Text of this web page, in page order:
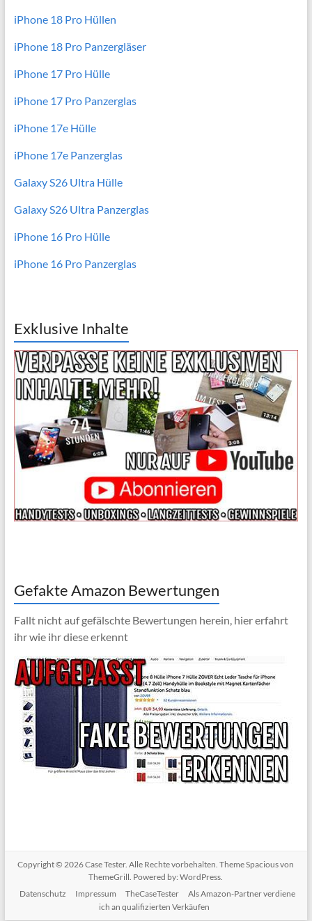
iPhone 18 Pro Hüllen
iPhone 18 Pro Panzergläser
iPhone 17 Pro Hülle
iPhone 17 Pro Panzerglas
iPhone 17e Hülle
iPhone 17e Panzerglas
Galaxy S26 Ultra Hülle
Galaxy S26 Ultra Panzerglas
iPhone 16 Pro Hülle
iPhone 16 Pro Panzerglas
Exklusive Inhalte
Gefakte Amazon Bewertungen
Fallt nicht auf gefälschte Bewertungen herein, hier erfahrt
ihr wie ihr diese erkennt
Copyright © 2026Case Tester. Alle Rechte vorbehalten. ThemeSpaciousvon
ThemeGrill. Powered by:WordPress
Datenschutz
Impressum TheCaseTester
Als Amazon-Partner verdiene
ich an qualifizierten Verkäufen